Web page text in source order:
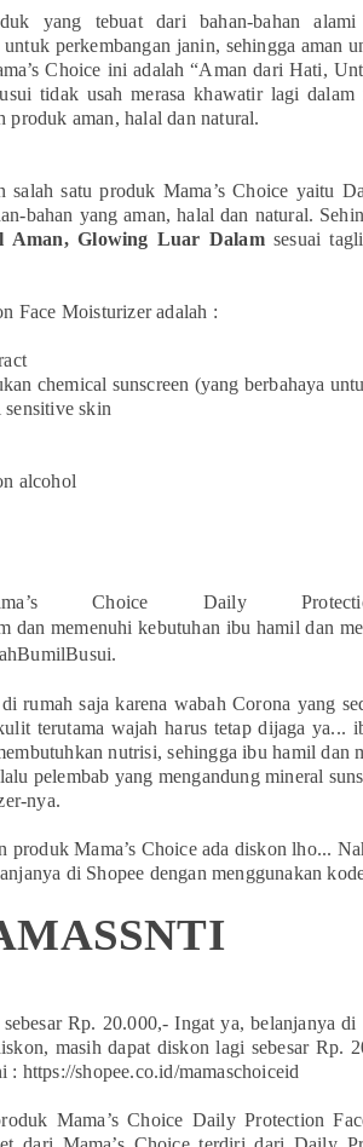
yang tebuat dari bahan-bahan
perkembangan janin, sehingga aman
Choice ini adalah “Aman dari Hati,
tidak usah merasa khawatir lagi dalam
produk aman, halal dan natural.
salah satu produk Mama’s Choice yaitu
bahan yang aman, halal dan natural.
Aman, Glowing Luar Dalamsesuai
Face Moisturizer adalah :
chemical sunscreen (yang berbahaya
skin
alcohol
Choice Daily
dan memenuhi kebutuhan ibu hamil dan
rumah saja karena wabah Corona yang
terutama wajah harus tetap dijaga ya...
nutrisi, sehingga ibu hamil dan
pelembab yang mengandung mineral
nya.
Mama’s Choice ada diskon lho...
di Shopee dengan menggunakan
Rp. 20.000,- Ingat ya, belanjanya di
masih dapat diskon lagi sebesar Rp.
: https://shopee.co.id/mamaschoiceid
Mama’s Choice Daily Protection